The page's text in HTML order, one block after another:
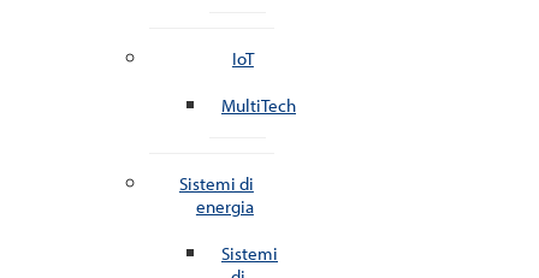
IoT
MultiTech
Sistemi di
energia
Sistemi